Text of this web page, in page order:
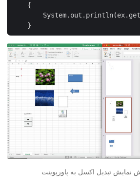
    {